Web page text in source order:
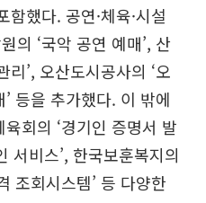
했다. 공연·체육·시설
의 ‘국악 공연 예매’, 산
리’, 오산도시공사의 ‘오
등을 추가했다. 이 밖에
회의 ‘경기인 증명서 발
서비스’, 한국보훈복지의
조회시스템’ 등 다양한